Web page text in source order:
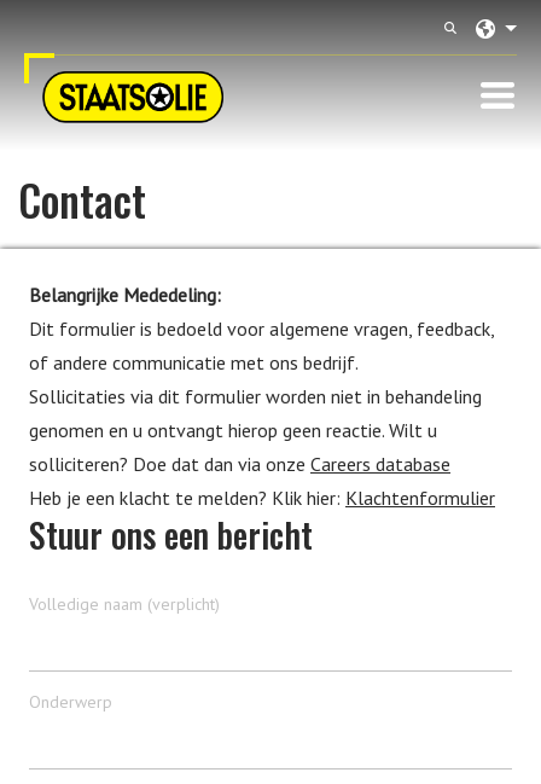
Contact
Belangrijke Mededeling:
Dit formulier is bedoeld voor algemene vragen, feedback,
of andere communicatie met ons bedrijf.
Sollicitaties via dit formulier worden niet in behandeling
genomen en u ontvangt hierop geen reactie. Wilt u
solliciteren? Doe dat dan via onze Careers database
Heb je een klacht te melden? Klik hier: Klachtenformulier
Stuur ons een bericht
Volledige naam (verplicht)
Onderwerp